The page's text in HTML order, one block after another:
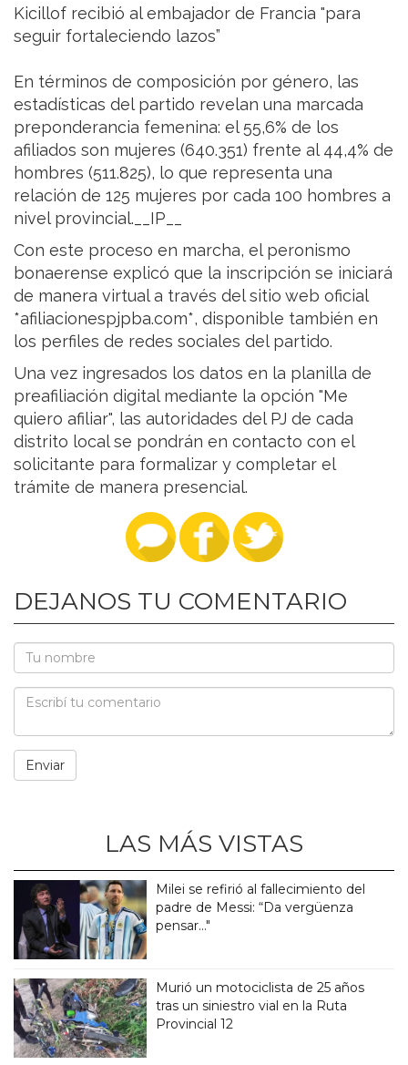
Kicillof recibió al embajador de Francia "para
seguir fortaleciendo lazos”
En términos de composición por género, las
estadísticas del partido revelan una marcada
preponderancia femenina: el 55,6% de los
afiliados son mujeres (640.351) frente al 44,4% de
hombres (511.825), lo que representa una
relación de 125 mujeres por cada 100 hombres a
nivel provincial.__IP__
Con este proceso en marcha, el peronismo
bonaerense explicó que la inscripción se iniciará
de manera virtual a través del sitio web oficial
*afiliacionespjpba.com*, disponible también en
los perfiles de redes sociales del partido.
Una vez ingresados los datos en la planilla de
preafiliación digital mediante la opción "Me
quiero afiliar", las autoridades del PJ de cada
distrito local se pondrán en contacto con el
solicitante para formalizar y completar el
trámite de manera presencial.
DEJANOS TU COMENTARIO
LAS MÁS VISTAS
Milei se refirió al fallecimiento del
padre de Messi: “Da vergüenza
pensar..."
Murió un motociclista de 25 años
tras un siniestro vial en la Ruta
Provincial 12